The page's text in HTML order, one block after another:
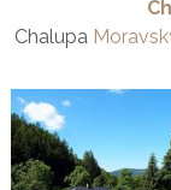
Chalupa